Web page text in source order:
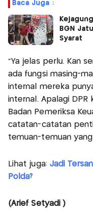
Baca Juga :
BGN
Syarat
"Ya jelas perlu. Kan
ada fungsi masing-
internal mereka
internal. Apalagi
Badan Pemeriksa
catatan-catatan
temuan-temuan
Lihat juga: Jadi
Polda?
(Arief Setyadi )